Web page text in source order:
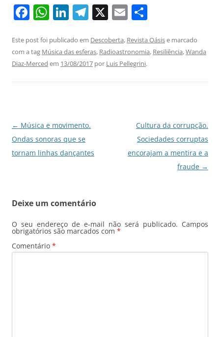
F
c
e
k
W
at
s
Li
k
e
T
e
gr
X E
ai
l
ar
e
Este post foi publicado em Descoberta, Revista Oásise marcado
com a tag Música das esferas, Radioastronomia, Resiliência,Wanda
Diaz-Merced em 13/08/2017 por Luis Pellegrini.
Navegação
de
posts
← Música e movimento.
Ondas sonoras que se
tornam linhas dançantes
Cultura da corrupção.
Sociedades corruptas
encorajam a mentira e a
fraude →
Deixe um comentário
O seu endereço de e-mail não será publicado. Campos
obrigatórios são marcados com *
Comentário *